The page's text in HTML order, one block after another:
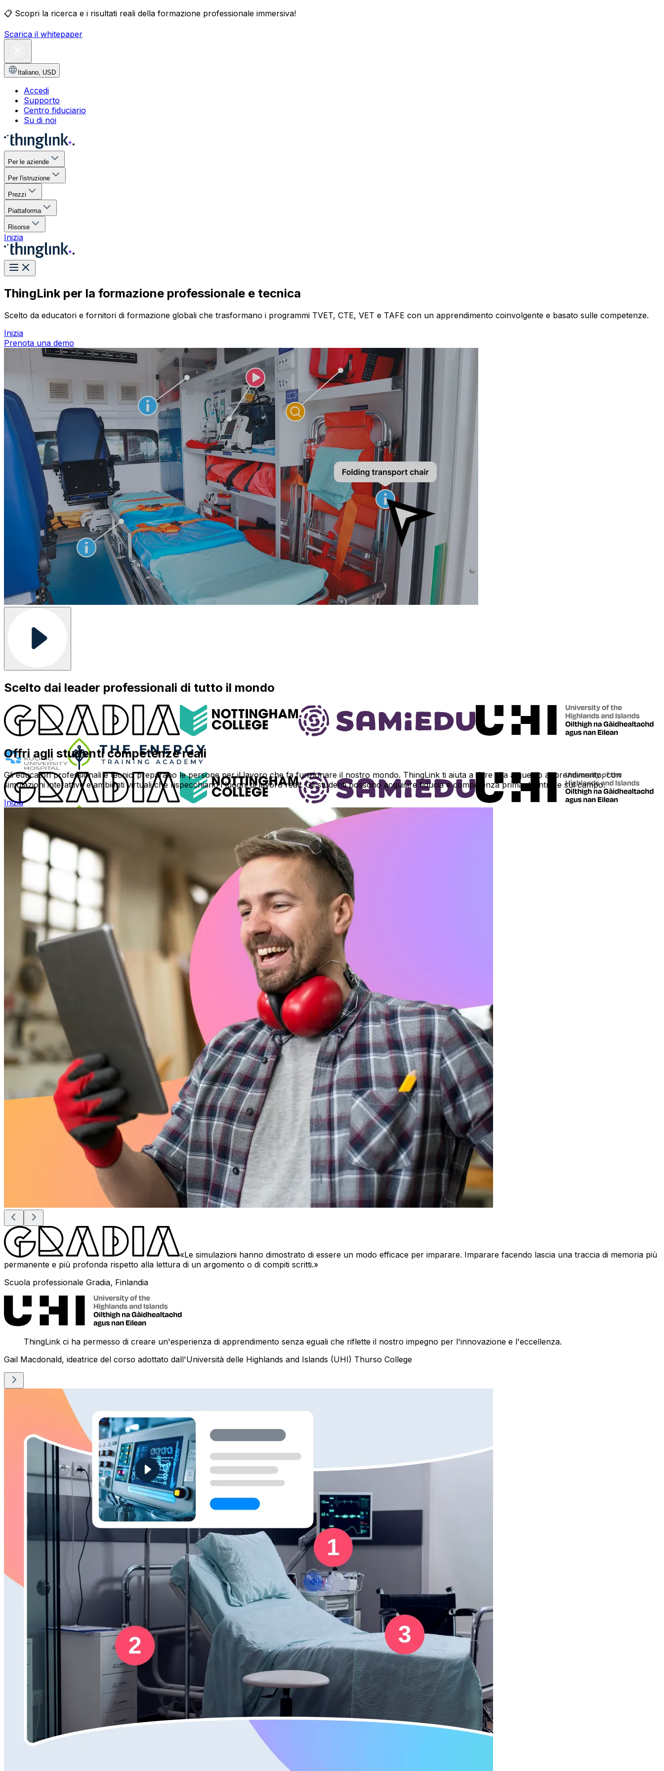
📋 Scopri la ricerca e i risultati reali della formazione professionale immersiva!
Scarica il whitepaper
Italiano, USD
Accedi
Supporto
Centro fiduciario
Su di noi
Per le aziende
Per l'istruzione
Prezzi
Piattaforma
Risorse
Inizia
ThingLink per la formazione professionale e tecnica
Scelto da educatori e fornitori di formazione globali che trasformano i programmi TVET, CTE, VET e TAFE con un apprendimento coinvolgente e basato sulle competenze.
Inizia
Prenota una demo
Scelto dai leader professionali di tutto il mondo
Offri agli studenti competenze reali
Gli educatori professionali e tecnici preparano le persone per il lavoro che fa funzionare il nostro mondo. ThingLink ti aiuta a dare vita a questo apprendimento, con
simulazioni interattive e ambienti virtuali che rispecchiano i luoghi di lavoro reali. Gli studenti possono acquisire fiducia e competenza prima di entrare sul campo.
Inizia
Le simulazioni hanno dimostrato di essere un modo efficace per imparare. Imparare facendo lascia una traccia di memoria più
permanente e più profonda rispetto alla lettura di un argomento o di compiti scritti.
Scuola professionale Gradia, Finlandia
ThingLink ci ha permesso di creare un'esperienza di apprendimento senza eguali che riflette il nostro impegno per l'innovazione e l'eccellenza.
Gail Macdonald, ideatrice del corso adottato dall'Università delle Highlands and Islands (UHI) Thurso College